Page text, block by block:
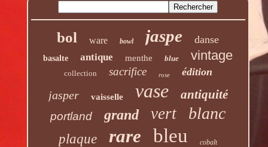
bol ware bowl jaspe danse
basalte antique menthe blue vintage
collection sacrifice rose édition
jasper vaisselle vase antiquité
portland grand vert blanc
plaque rare bleu cobalt